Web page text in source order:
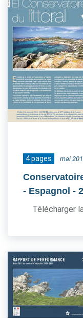
4 pages mai
- Espagnol -
Télécharger